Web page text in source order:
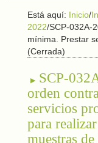
Está aquí: Inicio/
2022/SCP-032A-
mínima. Prestar
(Cerrada)
SCP-
orden
servicios
para
muestras